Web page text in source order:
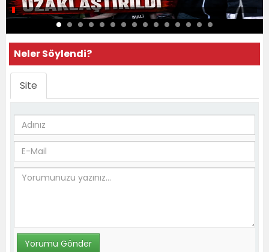
Neler Söylendi?
Site